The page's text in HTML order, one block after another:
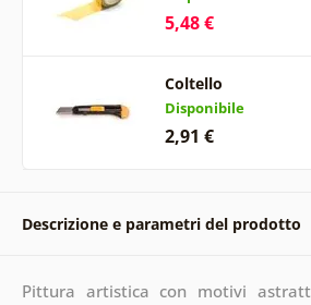
5,48 €
Coltello
Disponibile
2,91 €
Descrizione e parametri del prodotto
Pittura artistica con motivi